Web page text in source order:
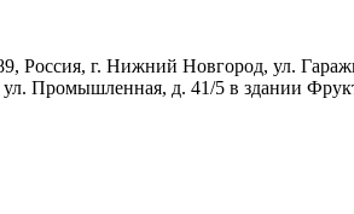
Россия, г. Нижний Новгород, ул.
ул. Промышленная, д. 41/5 в здании